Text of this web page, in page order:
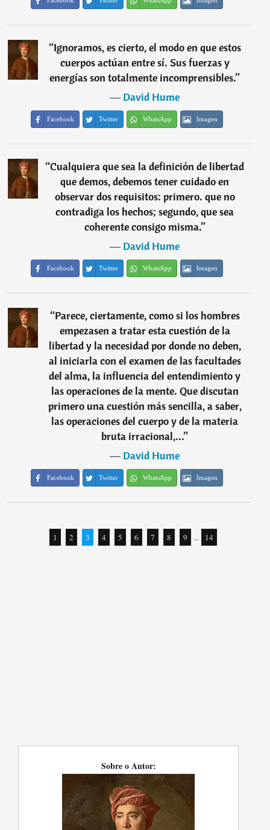
“Ignoramos, es cierto, el modo en que estos
cuerpos actúan entre sí. Sus fuerzas y
energías son totalmente incomprensibles.”
―David Hume
Facebook Twitter WhatsApp Imagen
“Cualquiera que sea la definición de libertad
que demos, debemos tener cuidado en
observar dos requisitos: primero. que no
contradiga los hechos; segundo, que sea
coherente consigo misma.”
―David Hume
Facebook Twitter WhatsApp Imagen
“Parece, ciertamente, como si los hombres
empezasen a tratar esta cuestión de la
libertad y la necesidad por donde no deben,
al iniciarla con el examen de las facultades
del alma, la influencia del entendimiento y
las operaciones de la mente. Que discutan
primero una cuestión más sencilla, a saber,
las operaciones del cuerpo y de la materia
bruta irracional,...”
―David Hume
Facebook Twitter WhatsApp Imagen
1 2 3 4 5 6 7 8 9 ... 14
Sobre o Autor: